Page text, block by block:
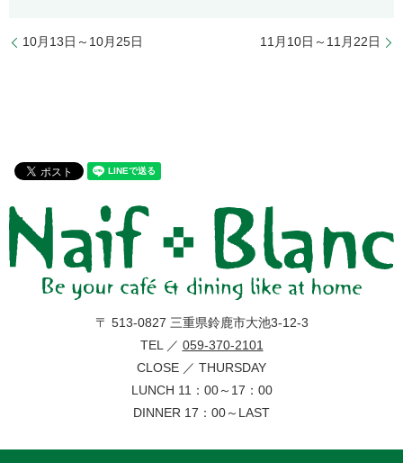
10月13日～10月25日 11月10日～11月22日
〒 513-0827 三重県鈴鹿市大池3-12-3
TEL ／ 059-370-2101
CLOSE ／ THURSDAY
LUNCH 11：00～17：00
DINNER 17：00～LAST